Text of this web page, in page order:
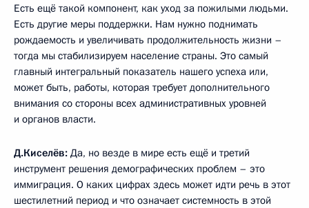
Есть ещё такой компонент, как уход за пожилыми людьми.
Есть другие меры поддержки. Нам нужно поднимать
рождаемость и увеличивать продолжительность жизни –
тогда мы стабилизируем население страны. Это самый
главный интегральный показатель нашего успеха или,
может быть, работы, которая требует дополнительного
внимания со стороны всех административных уровней
и органов власти.
Д.Киселёв: Да, но везде в мире есть ещё и третий
инструмент решения демографических проблем – это
иммиграция. О каких цифрах здесь может идти речь в этот
шестилетний период и что означает системность в этой